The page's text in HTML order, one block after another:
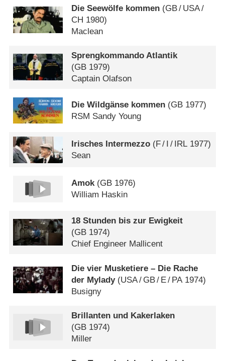
Die Seewölfe kommen (GB/ USA/
CH 1980)
Maclean
Sprengkommando Atlantik
(GB 1979)
Captain Olafson
Die Wildgänse kommen (GB 1977)
RSM Sandy Young
Irisches Intermezzo (F/ / IRL 1977)
Sean
Amok(GB 1976)
William Haskin
18 Stunden bis zur Ewigkeit
(GB 1974)
Chief Engineer Mallicent
Die vier Musketiere – Die Rache
der Mylady(USA/ GB/ E/ PA 1974)
Busigny
Brillanten und Kakerlaken
(GB 1974)
Miller